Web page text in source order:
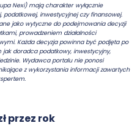
Nexi) mają charakter wyłącznie
inwestycyjnej czy finansowej.
jako wytyczne do podejmowania decyzji
prowadzeniem działalności
Każda decyzja powinna być podjęta po
doradca podatkowy, inwestycyjny,
Wydawca portalu nie ponosi
z wykorzystania informacji zawartych
przez rok